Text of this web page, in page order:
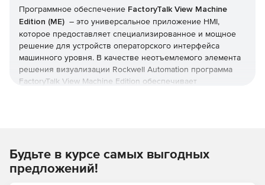
Программное обеспечение FactoryTalk View Machine
Edition (ME) – это универсальное приложение HMI,
которое предоставляет специализированное и мощное
решение для устройств операторского интерфейса
машинного уровня. В качестве неотъемлемого элемента
решения визуализации Rockwell Automation программа
FactoryTalk View Machine Edition обеспечивает
Расширение HMI-интерфейса для мобильных
клиентов с помощью FactoryTalk ViewPoint.
Будьте в курсе самых выгодных
предложений!